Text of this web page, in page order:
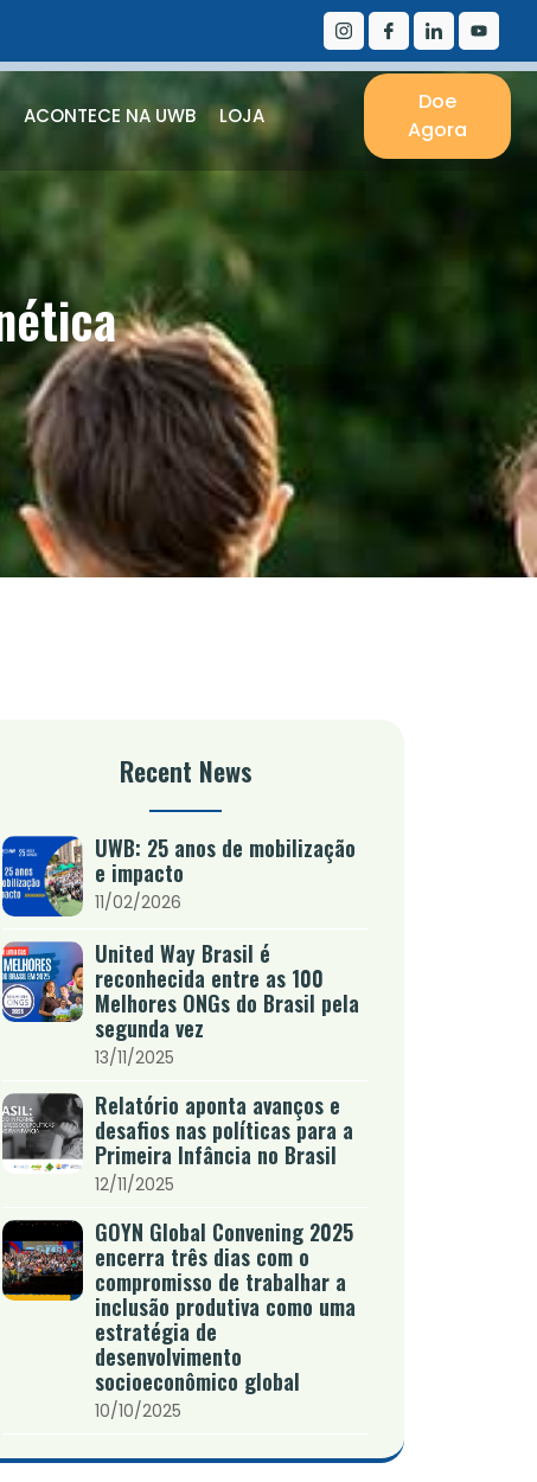
ACONTECE NA UWB LOJA
Doe
Agora
Recent News
UWB: 25 anos de mobilização
e impacto
11/02/2026
United Way Brasil é
reconhecida entre as 100
Melhores ONGs do Brasil pela
segunda vez
13/11/2025
Relatório aponta avanços e
desafios nas políticas para a
Primeira Infância no Brasil
12/11/2025
GOYN Global Convening 2025
encerra três dias com o
compromisso de trabalhar a
inclusão produtiva como uma
estratégia de
desenvolvimento
socioeconômico global
10/10/2025